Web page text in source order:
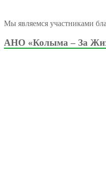
Мы являемся участниками
АНО «Колыма – За